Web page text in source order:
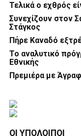
Τελικά ο εχθρός
Συνεχίζουν στον
Στάγκος
Πήρε Καναδό
Το αναλυτικό
Εθνικής
Πρεμιέρα με
ΟΙ ΥΠΌΛΟΙΠΟΙ